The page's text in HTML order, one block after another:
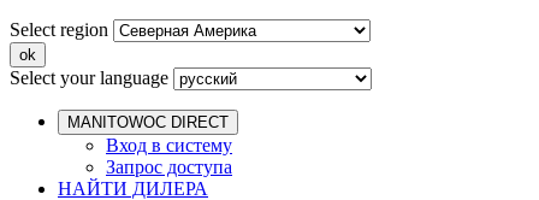
Select region
Select your language
MANITOWOC DIRECT
Вход в систему
Запрос доступа
НАЙТИ ДИЛЕРА